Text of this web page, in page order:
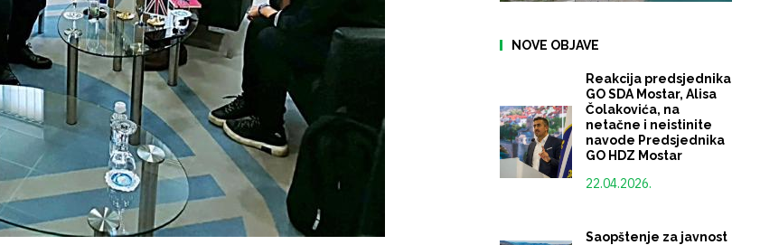
NOVE OBJAVE
Reakcija predsjednika
GO SDA Mostar, Alisa
Čolakovića, na
netačne i neistinite
navode Predsjednika
GO HDZ Mostar
22.04.2026.
Saopštenje za javnost